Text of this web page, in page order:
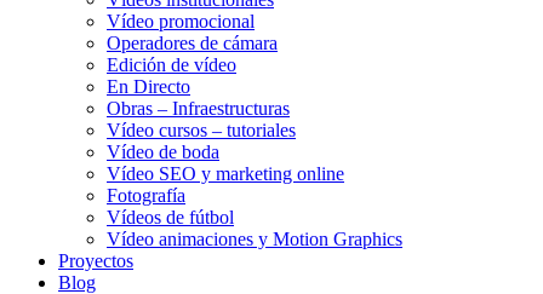
Vídeo promocional
Operadores de cámara
Edición de vídeo
En Directo
Obras – Infraestructuras
Vídeo cursos – tutoriales
Vídeo de boda
Vídeo SEO y marketing online
Fotografía
Vídeos de fútbol
Vídeo animaciones y Motion Graphics
Proyectos
Blog